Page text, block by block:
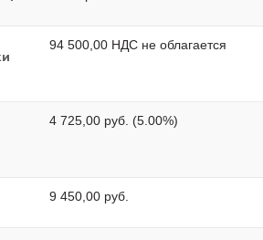
94 500,00 НДС не облагается
4 725,00 руб. (5.00%)
9 450,00 руб.